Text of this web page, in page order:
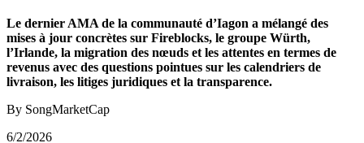
Le dernier AMA de la communauté d’Iagon a mélangé des
mises à jour concrètes sur Fireblocks, le groupe Würth,
l’Irlande, la migration des nœuds et les attentes en termes de
revenus avec des questions pointues sur les calendriers de
livraison, les litiges juridiques et la transparence.
By SongMarketCap
6/2/2026